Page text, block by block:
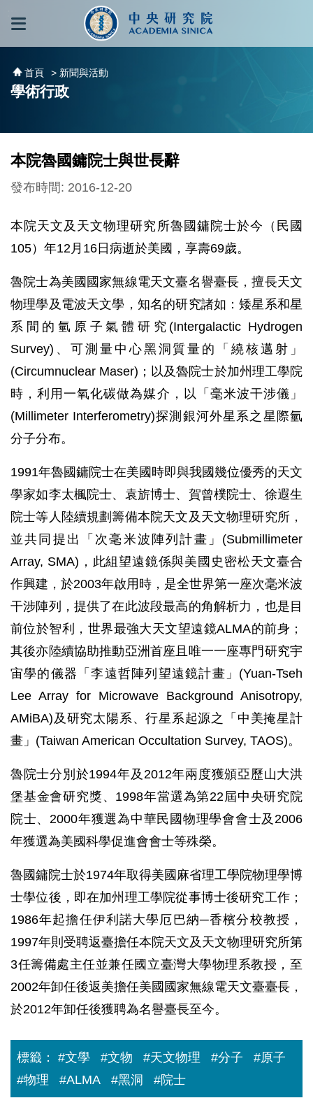
跳到主要內容區塊
首頁 > 新聞與活動
學術行政
本院魯國鏞院士與世長辭
發布時間: 2016-12-20
本院天文及天文物理研究所魯國鏞院士於今（民國
105）年12月16日病逝於美國，享壽69歲。
魯院士為美國國家無線電天文臺名譽臺長，擅長天文
物理學及電波天文學，知名的研究諸如：矮星系和星
系間的氫原子氣體研究(Intergalactic Hydrogen
Survey)、可測量中心黑洞質量的「繞核邁射」
(Circumnuclear Maser)；以及魯院士於加州理工學院
時，利用一氧化碳做為媒介，以「毫米波干涉儀」
(Millimeter Interferometry)探測銀河外星系之星際氫
分子分布。
1991年魯國鏞院士在美國時即與我國幾位優秀的天文
學家如李太楓院士、袁旂博士、賀曾樸院士、徐遐生
院士等人陸續規劃籌備本院天文及天文物理研究所，
並共同提出「次毫米波陣列計畫」(Submillimeter
Array, SMA)，此組望遠鏡係與美國史密松天文臺合
作興建，於2003年啟用時，是全世界第一座次毫米波
干涉陣列，提供了在此波段最高的角解析力，也是目
前位於智利，世界最強大天文望遠鏡ALMA的前身；
其後亦陸續協助推動亞洲首座且唯一一座專門研究宇
宙學的儀器「李遠哲陣列望遠鏡計畫」(Yuan-Tseh
Lee Array for Microwave Background Anisotropy,
AMiBA)及研究太陽系、行星系起源之「中美掩星計
畫」(Taiwan American Occultation Survey, TAOS)。
魯院士分別於1994年及2012年兩度獲頒亞歷山大洪
堡基金會研究獎、1998年當選為第22屆中央研究院
院士、2000年獲選為中華民國物理學會會士及2006
年獲選為美國科學促進會會士等殊榮。
魯國鏞院士於1974年取得美國麻省理工學院物理學博
士學位後，即在加州理工學院從事博士後研究工作；
1986年起擔任伊利諾大學厄巴納─香檳分校教授，
1997年則受聘返臺擔任本院天文及天文物理研究所第
3任籌備處主任並兼任國立臺灣大學物理系教授，至
2002年卸任後返美擔任美國國家無線電天文臺臺長，
於2012年卸任後獲聘為名譽臺長至今。
標籤： #文學 #文物 #天文物理 #分子
#原子
#物理
#ALMA #黑洞 #院士